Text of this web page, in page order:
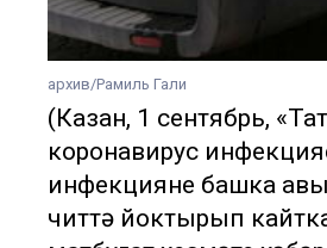
архив/Рамиль Гали
(Казан, 1 сентябрь,
коронавирус
инфекцияне башка
читтә йоктырып